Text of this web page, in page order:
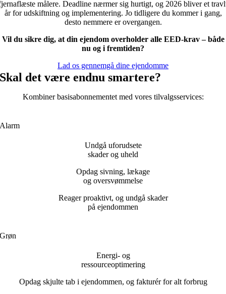
målere. Deadline nærmer sig hurtigt, og 2026 bliver et
år for udskiftning og implementering. Jo tidligere du kommer i gang,
desto nemmere er overgangen.
Vil du sikre dig, at din ejendom overholder alle EED-krav – både
nu og i fremtiden?
Lad os gennemgå dine ejendomme
Skal det være endnu smartere?
Kombiner basisabonnementet med vores tilvalgsservices:
Alarm
Undgå uforudsete
skader og uheld
Opdag sivning, lækage
og oversvømmelse
Reager proaktivt, og undgå skader
på ejendommen
Grøn
Energi- og
ressourceoptimering
Opdag skjulte tab i ejendommen, og fakturér for alt forbrug